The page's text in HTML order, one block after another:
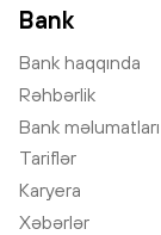
Bank
Bank haqqında
Rəhbərlik
Bank məlumatları
Tariflər
Karyera
Xəbərlər